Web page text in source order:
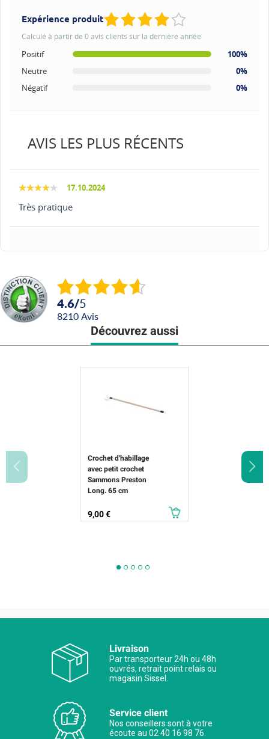
Expérience produit
Calculé à partir de 0 avis clients sur la dernière année
Positif
100%
Neutre
0%
Négatif
0%
AVIS LES PLUS RÉCENTS
17.10.2024
Très pratique
4.6/5
8210 avis
Découvrez aussi
Crochet d'habillage
avec petit crochet
Sammons Preston
Long. 65 cm
Prix
9,00 €
Livraison
Par transporteur 24h ou 48h
ouvrés, retrait point relais ou
magasin Sissel.
Service client
Nos conseillers sont à votre
écoute au 02 40 16 98 76.